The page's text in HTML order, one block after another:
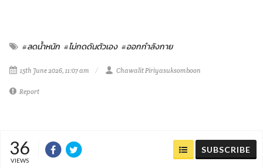
#ลดน้ำหนัก #ไม่กดดันตัวเอง #ออกกำลังกาย
15th June 2026, 11:07 am Chawalit Piriyasuksomboon
Report
36
VIEWS
SUBSCRIBE